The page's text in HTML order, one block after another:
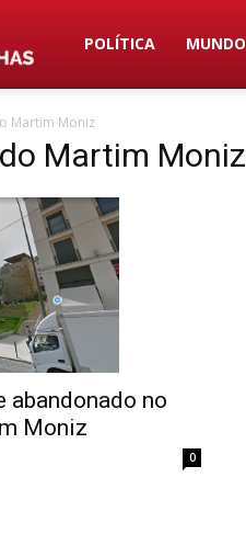
Duas
Linhas
POLÍTICA MUNDO
Martim Moniz
Martim Moniz
abandonado no
Moniz
0